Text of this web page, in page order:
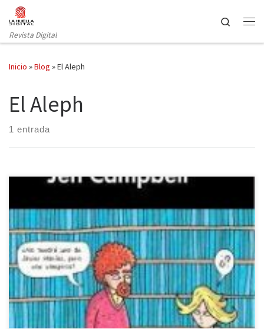
Saltar al contenido
Revista Digital
Search
Inicio »Blog »El Aleph
El Aleph
1 entrada
Malpaso recupera el libro de Jen Campbell, lanzado en 2012, que
cosechó en su momento las mejores críticas en Reino Unido.
Cualquier profesión es susceptible de convertirse en un infinito
bucle de anécdotas que, por surrealistas, incómodas o
inverosímiles, dejan en quien las escucha -o lee, como es nuestro
caso- […]